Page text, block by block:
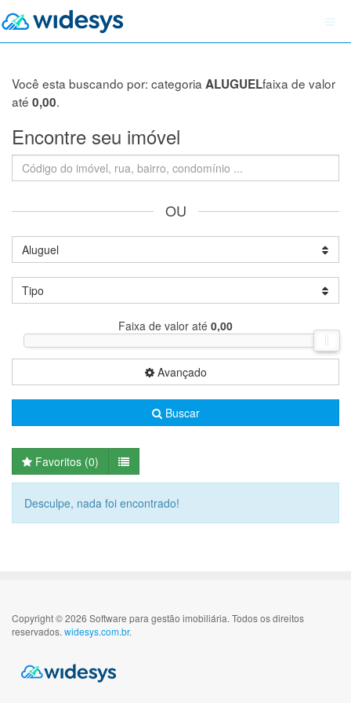
Você esta buscando por: categoria ALUGUELfaixa de valor
até 0,00.
Encontre seu imóvel
OU
Aluguel
Tipo
Faixa de valor até 0,00
Avançado
Buscar
Favoritos (0)
Desculpe, nada foi encontrado!
Copyright © 2026 Software para gestão imobiliária. Todos os direitos
reservados. widesys.com.br.